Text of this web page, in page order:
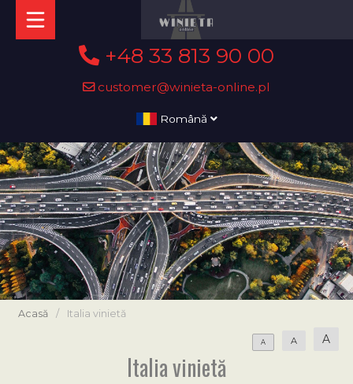
+48 33 813 90 00
customer@winieta-online.pl
Română
Acasă / Italia vinietă
A A A
Italia vinietă